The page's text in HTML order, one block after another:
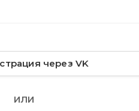
через VK
ИЛИ